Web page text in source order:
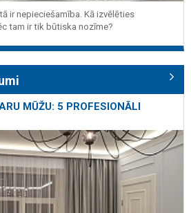
ir nepieciešamība. Kā izvēlēties
tam ir tik būtiska nozīme?
MŪŽU: 5 PROFESIONĀLI